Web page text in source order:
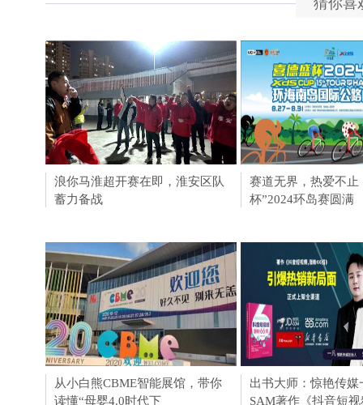
猜你喜
浪你马淮超开赛在即，淮安区队
蓄力备战
淮安成功举办第四届
会211个签约项目 总
赛道无界，热爱不止
杯”2024环岛赛圆满
从小白熊CBME智能展馆，带你
读懂“母婴4.0时代下
泰迪熊纸尿裤人气担
CBME孕婴童展
出书大师：惊艳传媒
SAM著作《抖音短视